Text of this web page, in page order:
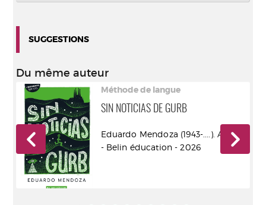
SUGGESTIONS
Du même auteur
Méthode de langue
SIN NOTICIAS DE GURB
Eduardo Mendoza (1943-....). Auteur
- Belin éducation - 2026